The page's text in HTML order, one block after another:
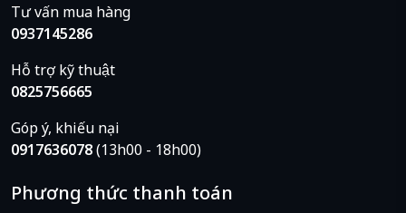
Tư vấn mua hàng
0937145286
Hỗ trợ kỹ thuật
0825756665
Góp ý, khiếu nại
0917636078(13h00 - 18h00)
Phương thức thanh toán